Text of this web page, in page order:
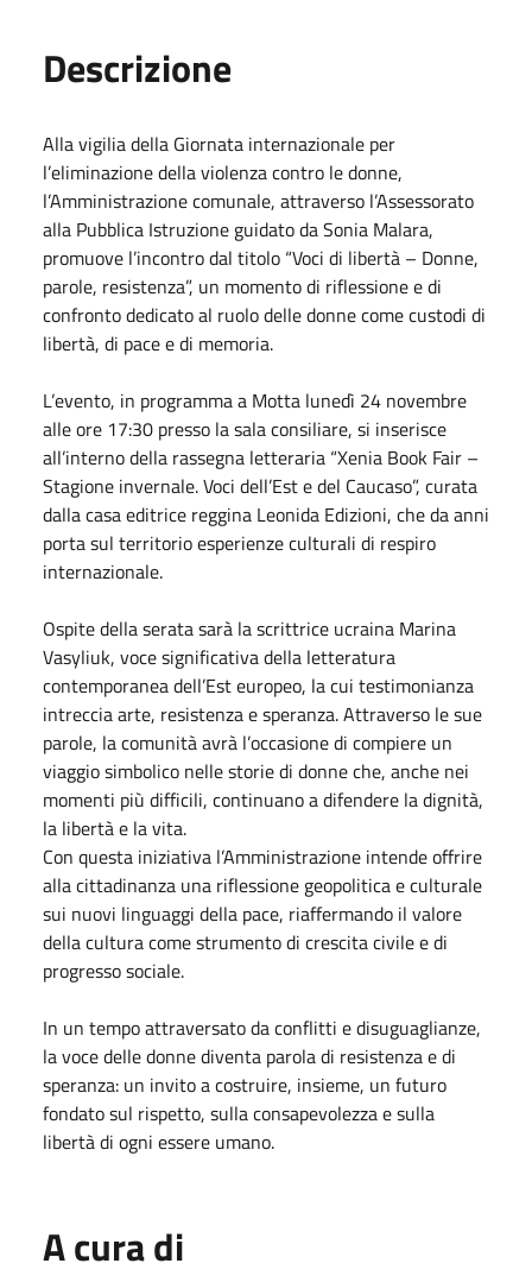
Descrizione
Alla vigilia della Giornata internazionale per
l’eliminazione della violenza contro le donne,
l’Amministrazione comunale, attraverso l’Assessorato
alla Pubblica Istruzione guidato da Sonia Malara,
promuove l’incontro dal titolo “Voci di libertà – Donne,
parole, resistenza”, un momento di riflessione e di
confronto dedicato al ruolo delle donne come custodi di
libertà, di pace e di memoria.
L’evento, in programma a Motta lunedì 24 novembre
alle ore 17:30 presso la sala consiliare, si inserisce
all’interno della rassegna letteraria “Xenia Book Fair –
Stagione invernale. Voci dell’Est e del Caucaso”, curata
dalla casa editrice reggina Leonida Edizioni, che da anni
porta sul territorio esperienze culturali di respiro
internazionale.
Ospite della serata sarà la scrittrice ucraina Marina
Vasyliuk, voce significativa della letteratura
contemporanea dell’Est europeo, la cui testimonianza
intreccia arte, resistenza e speranza. Attraverso le sue
parole, la comunità avrà l’occasione di compiere un
viaggio simbolico nelle storie di donne che, anche nei
momenti più difficili, continuano a difendere la dignità,
la libertà e la vita.
Con questa iniziativa l’Amministrazione intende offrire
alla cittadinanza una riflessione geopolitica e culturale
sui nuovi linguaggi della pace, riaffermando il valore
della cultura come strumento di crescita civile e di
progresso sociale.
In un tempo attraversato da conflitti e disuguaglianze,
la voce delle donne diventa parola di resistenza e di
speranza: un invito a costruire, insieme, un futuro
fondato sul rispetto, sulla consapevolezza e sulla
libertà di ogni essere umano.
A cura di